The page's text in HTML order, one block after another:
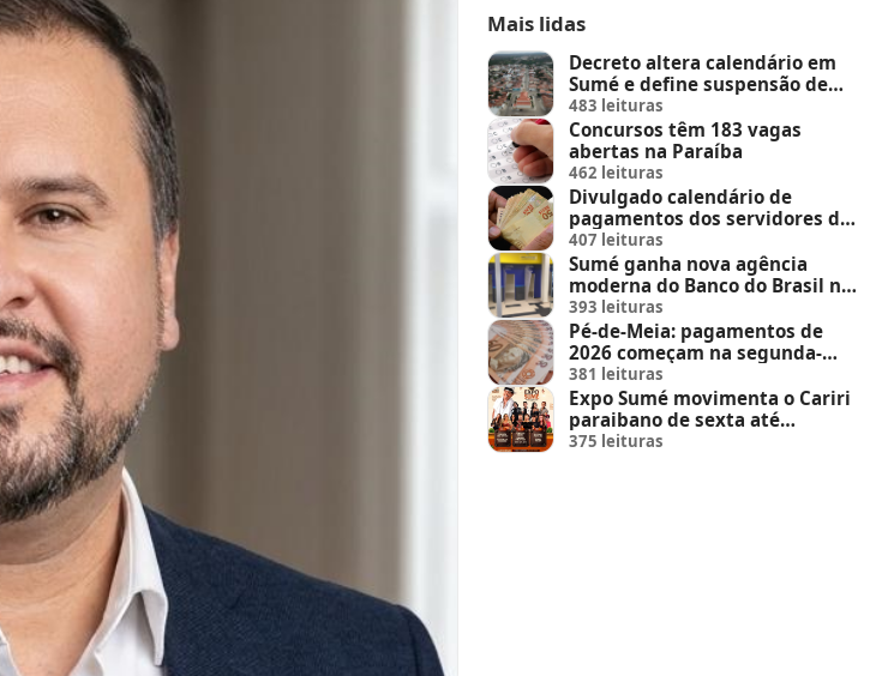
Mais lidas
Decreto altera calendário em
Sumé e define suspensão de
feira de animais e feriados
483 leituras
Concursos têm 183 vagas
abertas na Paraíba
462 leituras
Divulgado calendário de
pagamentos dos servidores do
Estado
407 leituras
Sumé ganha nova agência
moderna do Banco do Brasil no
Sumé Shopping
393 leituras
Pé-de-Meia: pagamentos de
2026 começam na segunda-
feira (23)
381 leituras
Expo Sumé movimenta o Cariri
paraibano de sexta até
domingo
375 leituras